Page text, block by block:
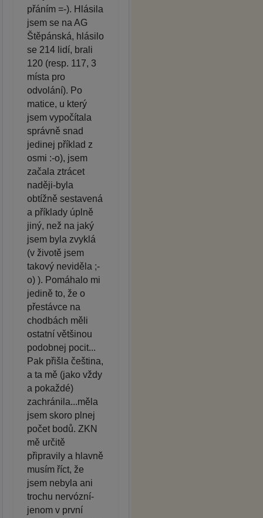
přáním =-). Hlásila
jsem se na AG
Štěpánská, hlásilo
se 214 lidí, brali
120 (resp. 117, 3
místa pro
odvolání). Po
matice, u který
jsem vypočítala
správně snad
jedinej příklad z
osmi :-o), jsem
začala ztrácet
naději-byla
obtížně sestavená
a příklady úplně
jiný, než na jaký
jsem byla zvyklá
(v životě jsem
takový neviděla ;-
o) ). Pomáhalo mi
jedině to, že o
přestávce na
chodbách měli
ostatní většinou
podobnej pocit...
Pak přišla čeština,
a ta mě (jako vždy
a pokaždé)
zachránila...měla
jsem skoro plnej
počet bodů. ZKN
mě určitě
připravily a hlavně
musím říct, že
jsem nebyla ani
trochu nervózní-
jenom v první